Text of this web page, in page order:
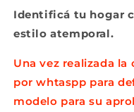
hierro
grafito
acero
corten
hierro
grafito
acero
corten
Identificá tu hogar
estilo atemporal.
Una vez realizada
por whtaspp para
modelo para su